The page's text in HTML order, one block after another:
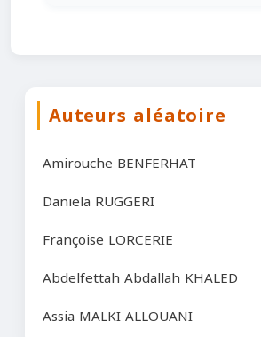
Auteurs aléatoire
Amirouche BENFERHAT
Daniela RUGGERI
Françoise LORCERIE
Abdelfettah Abdallah KHALED
Assia MALKI ALLOUANI